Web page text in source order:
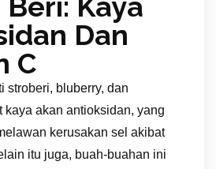
Dan
C
stroberi, bluberry, dan
kaya akan antioksidan, yang
kerusakan sel akibat
itu juga, buah-buahan ini